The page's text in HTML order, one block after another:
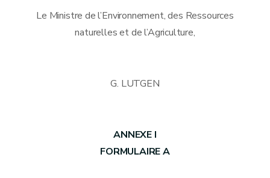
Le Ministre de l’Environnement, des Ressources
naturelles et de l’Agriculture,
G. LUTGEN
ANNEXE I
FORMULAIRE A